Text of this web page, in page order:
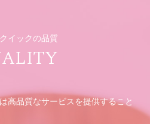
イックの品質
高品質なサービスを提供すること